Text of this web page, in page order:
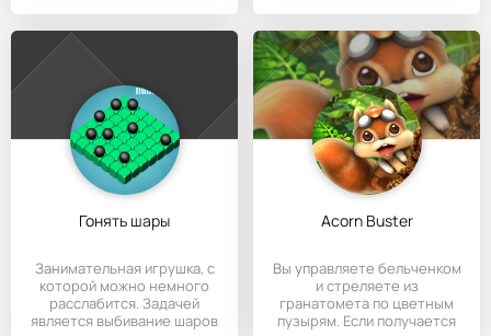
Гонять шары
Занимательная игрушка, с
которой можно немного
расслабится. Задачей
является выбивание шаров
Acorn Buster
Вы управляете бельченком
и стреляете из
гранатомета по цветным
пузырям. Если получается